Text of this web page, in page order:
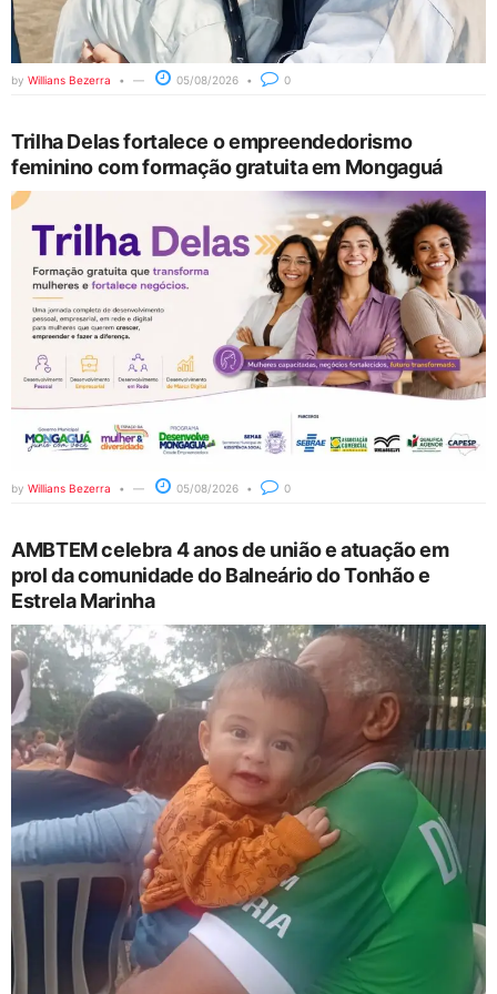
by Willians Bezerra 05/08/2026 0
Trilha Delas fortalece o empreendedorismo
feminino com formação gratuita em Mongaguá
by Willians Bezerra 05/08/2026 0
AMBTEM celebra 4 anos de união e atuação em
prol da comunidade do Balneário do Tonhão e
Estrela Marinha